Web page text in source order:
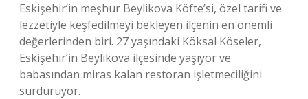
Eskişehir’in meşhur Beylikova Köfte’si, özel tarifi ve
lezzetiyle keşfedilmeyi bekleyen ilçenin en önemli
değerlerinden biri. 27 yaşındaki Köksal Köseler,
Eskişehir’in Beylikova ilçesinde yaşıyor ve
babasından miras kalan restoran işletmeciliğini
sürdürüyor.